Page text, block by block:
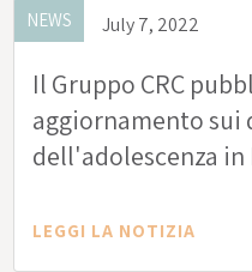
NEWS July 7, 2022
Il Gruppo CRC
aggiornamento
dell'adolescenza in
LEGGI LA NOTIZIA